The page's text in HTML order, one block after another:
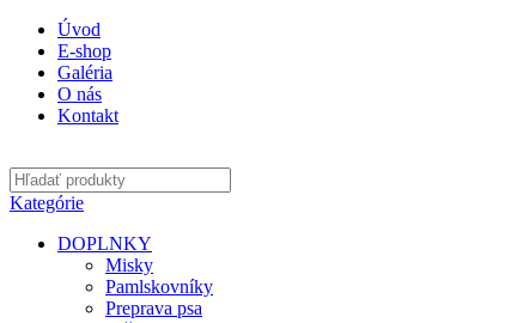
Úvod
E-shop
Galéria
O nás
Kontakt
Kategórie
DOPLNKY
Misky
Pamlskovníky
Preprava psa